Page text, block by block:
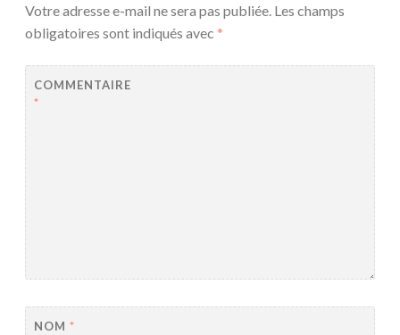
Votre adresse e-mail ne sera pas publiée. Les champs
obligatoires sont indiqués avec *
COMMENTAIRE
*
NOM *